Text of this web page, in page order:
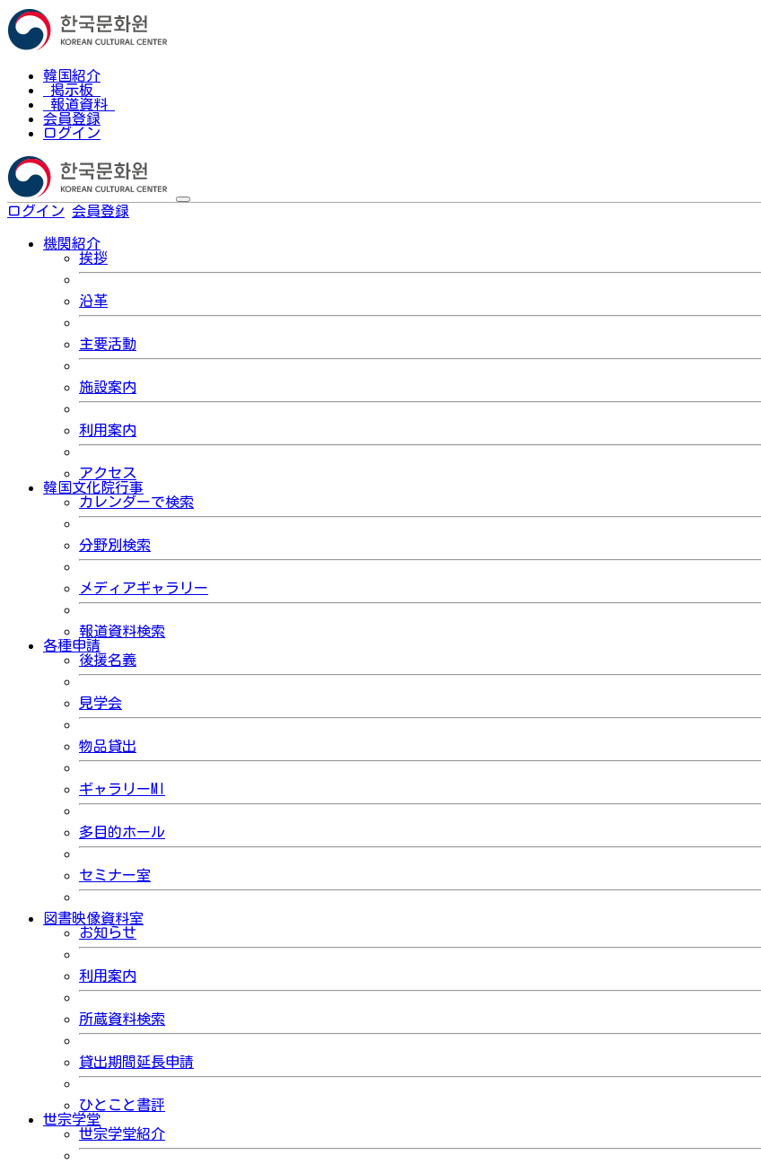
韓国紹介
掲示板
報道資料
会員登録
ログイン
ログイン 会員登録
機関紹介
挨拶
沿革
主要活動
施設案内
利用案内
アクセス
韓国文化院行事
カレンダーで検索
分野別検索
メディアギャラリー
報道資料検索
各種申請
後援名義
見学会
物品貸出
ギャラリーMI
多目的ホール
セミナー室
図書映像資料室
お知らせ
利用案内
所蔵資料検索
貸出期間延長申請
ひとこと書評
世宗学堂
世宗学堂紹介